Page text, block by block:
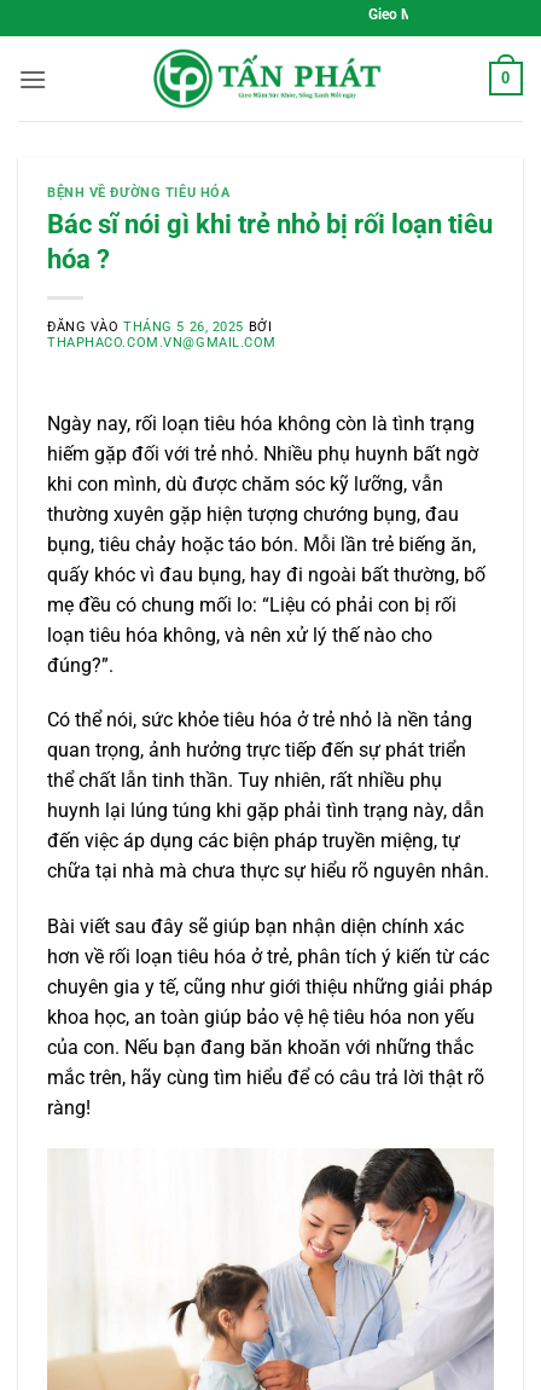
qua
nội
Gieo Mầm Sức Khỏe, Sống Xanh Mỗi
0
BỆNH VỀ ĐƯỜNG TIÊU HÓA
Bác sĩ nói gì khi trẻ nhỏ bị rối loạn tiêu
hóa ?
ĐĂNG VÀOTHÁNG 5 26, 2025 BỞI
THAPHACO.COM.VN@GMAIL.COM
Ngày nay, rối loạn tiêu hóa không còn là tình trạng
hiếm gặp đối với trẻ nhỏ. Nhiều phụ huynh bất ngờ
khi con mình, dù được chăm sóc kỹ lưỡng, vẫn
thường xuyên gặp hiện tượng chướng bụng, đau
bụng, tiêu chảy hoặc táo bón. Mỗi lần trẻ biếng ăn,
quấy khóc vì đau bụng, hay đi ngoài bất thường, bố
mẹ đều có chung mối lo: “Liệu có phải con bị rối
loạn tiêu hóa không, và nên xử lý thế nào cho
đúng?”.
Có thể nói, sức khỏe tiêu hóa ở trẻ nhỏ là nền tảng
quan trọng, ảnh hưởng trực tiếp đến sự phát triển
thể chất lẫn tinh thần. Tuy nhiên, rất nhiều phụ
huynh lại lúng túng khi gặp phải tình trạng này, dẫn
đến việc áp dụng các biện pháp truyền miệng, tự
chữa tại nhà mà chưa thực sự hiểu rõ nguyên nhân.
Bài viết sau đây sẽ giúp bạn nhận diện chính xác
hơn về rối loạn tiêu hóa ở trẻ, phân tích ý kiến từ các
chuyên gia y tế, cũng như giới thiệu những giải pháp
khoa học, an toàn giúp bảo vệ hệ tiêu hóa non yếu
của con. Nếu bạn đang băn khoăn với những thắc
mắc trên, hãy cùng tìm hiểu để có câu trả lời thật rõ
ràng!